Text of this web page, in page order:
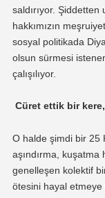
saldırıyor. Şiddetten
hakkımızın
sosyal politikada
olsun sürmesi
çalışılıyor.
Cüret ettik bir
O halde şimdi bir 25
aşındırma, kuşatma
genelleşen kolektif
ötesini hayal etmeye